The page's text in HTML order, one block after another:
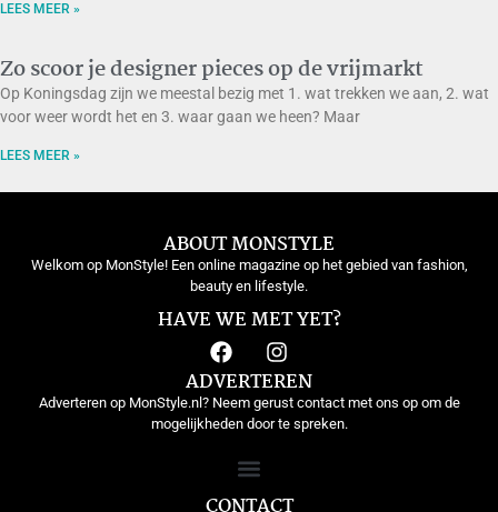
LEES MEER »
Zo scoor je designer pieces op de vrijmarkt
Op Koningsdag zijn we meestal bezig met 1. wat trekken we aan, 2. wat
voor weer wordt het en 3. waar gaan we heen? Maar
LEES MEER »
ABOUT MONSTYLE
Welkom op MonStyle! Een online magazine op het gebied van fashion,
beauty en lifestyle.
HAVE WE MET YET?
ADVERTEREN
Adverteren op MonStyle.nl? Neem gerust contact met ons op om de
mogelijkheden door te spreken.